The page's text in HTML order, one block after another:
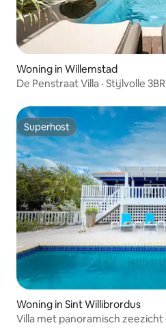
Woning in Willemstad
De Penstraat Villa · Stijlvolle
Superhost
Superhost
Woning in Sint Willibrordus
Villa met panoramisch